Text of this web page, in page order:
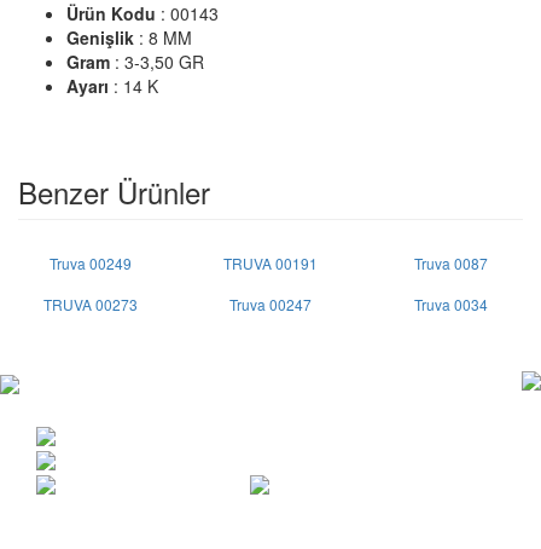
Ürün Kodu : 00143
Genişlik : 8 MM
Gram : 3-3,50 GR
Ayarı : 14 K
Benzer Ürünler
Truva 00249 TRUVA 00191
Truva 0087
TRUVA 00273
Truva 00247 Truva 0034